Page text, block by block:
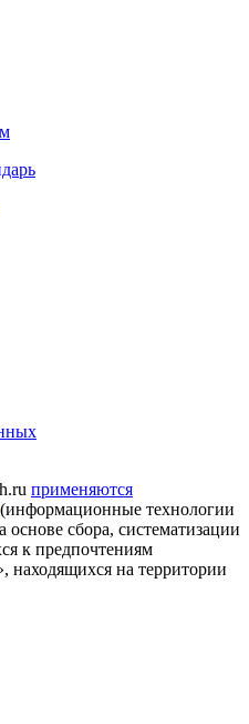
применяются
(информационные технологии
сбора, систематизации
к предпочтениям
находящихся на территории